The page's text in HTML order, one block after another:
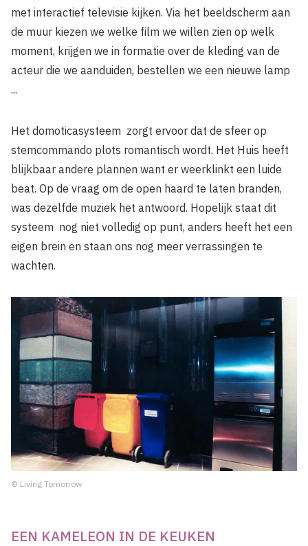
met interactief televisie kijken. Via het beeldscherm aan
de muur kiezen we welke film we willen zien op welk
moment, krijgen we in formatie over de kleding van de
acteur die we aanduiden, bestellen we een nieuwe lamp
...
Het domoticasysteem zorgt ervoor dat de sfeer op
stemcommando plots romantisch wordt. Het Huis heeft
blijkbaar andere plannen want er weerklinkt een luide
beat. Op de vraag om de open haard te laten branden,
was dezelfde muziek het antwoord. Hopelijk staat dit
systeem nog niet volledig op punt, anders heeft het een
eigen brein en staan ons nog meer verrassingen te
wachten.
© Living Tomorrow
EEN KAMELEON IN DE KEUKEN